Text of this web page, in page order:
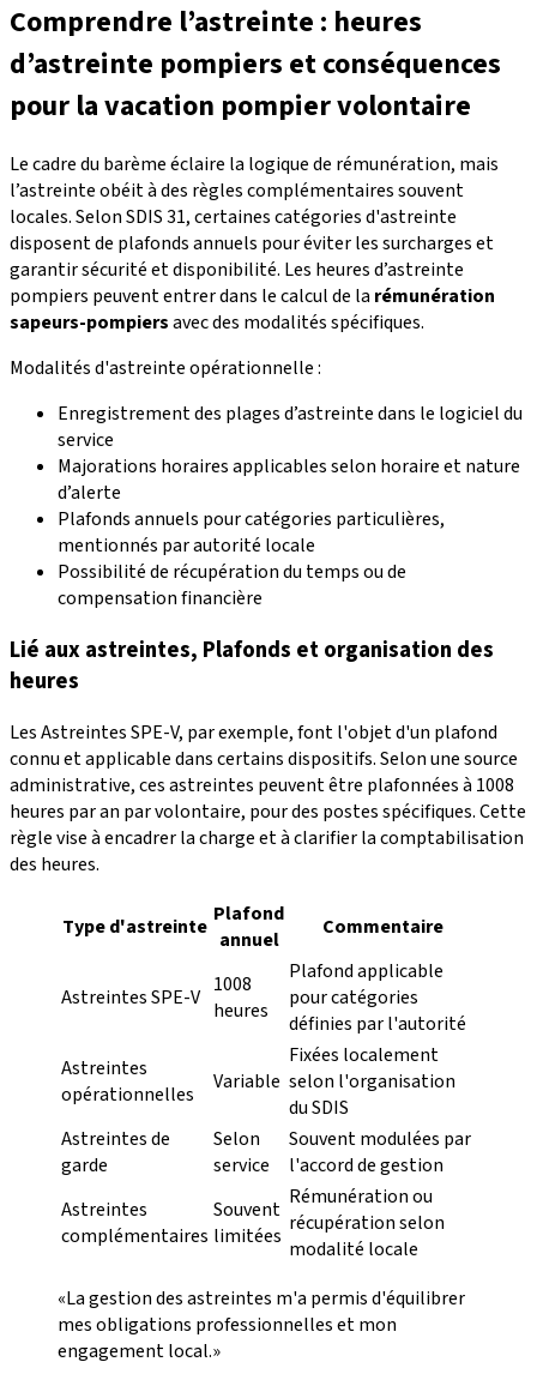
Comprendre l’astreinte : heures
d’astreinte pompiers et conséquences
pour la vacation pompier volontaire
Le cadre du barème éclaire la logique de rémunération, mais
l’astreinte obéit à des règles complémentaires souvent
locales. Selon SDIS 31, certaines catégories d'astreinte
disposent de plafonds annuels pour éviter les surcharges et
garantir sécurité et disponibilité. Les heures d’astreinte
pompiers peuvent entrer dans le calcul de la rémunération
sapeurs-pompiersavec des modalités spécifiques.
Modalités d'astreinte opérationnelle :
Enregistrement des plages d’astreinte dans le logiciel du
service
Majorations horaires applicables selon horaire et nature
d’alerte
Plafonds annuels pour catégories particulières,
mentionnés par autorité locale
Possibilité de récupération du temps ou de
compensation financière
Lié aux astreintes, Plafonds et organisation des
heures
Les Astreintes SPE-V, par exemple, font l'objet d'un plafond
connu et applicable dans certains dispositifs. Selon une source
administrative, ces astreintes peuvent être plafonnées à 1008
heures par an par volontaire, pour des postes spécifiques. Cette
règle vise à encadrer la charge et à clarifier la comptabilisation
des heures.
Type d'astreinte Plafond
annuel
Commentaire
Astreintes SPE-V 1008
heures
Plafond applicable
pour catégories
définies par l'autorité
Astreintes
opérationnelles
Variable
Fixées localement
selon l'organisation
du SDIS
Astreintes de
garde
Selon
service
Souvent modulées par
l'accord de gestion
Astreintes
complémentaires
Souvent
limitées
Rémunération ou
récupération selon
modalité locale
«La gestion des astreintes m'a permis d'équilibrer
mes obligations professionnelles et mon
engagement local.»